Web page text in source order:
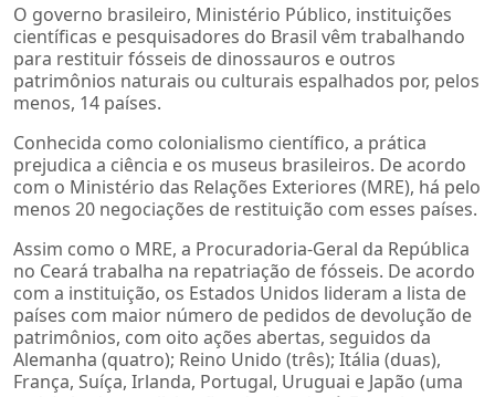
O governo brasileiro, Ministério Público, instituições
científicas e pesquisadores do Brasil vêm trabalhando
para restituir fósseis de dinossauros e outros
patrimônios naturais ou culturais espalhados por, pelos
menos, 14 países.
Conhecida como colonialismo científico, a prática
prejudica a ciência e os museus brasileiros. De acordo
com o Ministério das Relações Exteriores (MRE), há pelo
menos 20 negociações de restituição com esses países.
Assim como o MRE, a Procuradoria-Geral da República
no Ceará trabalha na repatriação de fósseis. De acordo
com a instituição, os Estados Unidos lideram a lista de
países com maior número de pedidos de devolução de
patrimônios, com oito ações abertas, seguidos da
Alemanha (quatro); Reino Unido (três); Itália (duas),
França, Suíça, Irlanda, Portugal, Uruguai e Japão (uma